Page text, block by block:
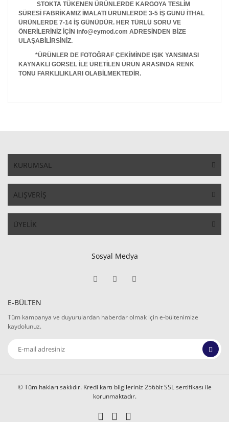
STOKTA TÜKENEN ÜRÜNLERDE KARGOYA TESLİM
SÜRESİ FABRİKAMIZ İMALATI ÜRÜNLERDE 3-5 İŞ GÜNÜ İTHAL
ÜRÜNLERDE 7-14 İŞ GÜNÜDÜR. HER TÜRLÜ SORU VE
ÖNERİLERİNİZ İÇİN info@eymod.com ADRESİNDEN BİZE
ULAŞABİLİRSİNİZ.
*ÜRÜNLER DE FOTOĞRAF ÇEKİMİNDE IŞIK YANSIMASI
KAYNAKLI GÖRSEL İLE ÜRETİLEN ÜRÜN ARASINDA RENK
TONU FARKLILIKLARI OLABİLMEKTEDİR.
KURUMSAL
ALIŞVERİŞ
ÜYELİK
Sosyal Medya
E-BÜLTEN
Tüm kampanya ve duyurulardan haberdar olmak için e-bültenimize
kaydolunuz.
© Tüm hakları saklıdır. Kredi kartı bilgileriniz 256bit SSL sertifikası ile
korunmaktadır.